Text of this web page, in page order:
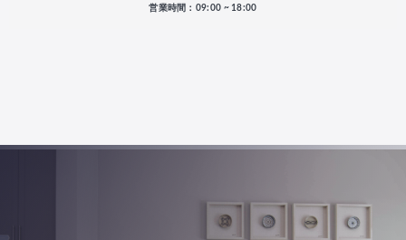
営業時間：09:00 ~ 18:00